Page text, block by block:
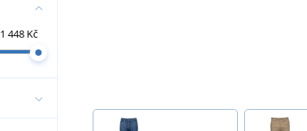
1 448 Kč